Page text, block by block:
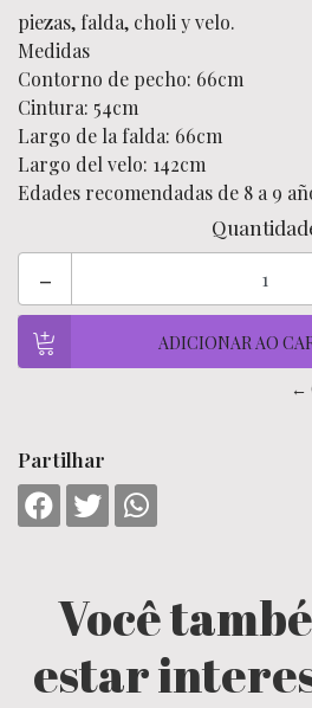
piezas, falda, choli y velo.
Medidas
Contorno de pecho: 66cm
Cintura: 54cm
Largo de la falda: 66cm
Largo del velo: 142cm
Edades recomendadas de 8 a 9
-
←
Partilhar
Você
estar